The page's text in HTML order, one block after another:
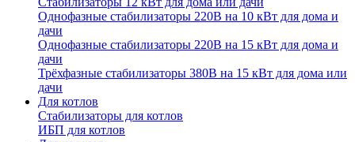
Однофазные стабилизаторы 220В на 10 кВт для дома и
дачи
Однофазные стабилизаторы 220В на 15 кВт для дома и
дачи
Трёхфазные стабилизаторы 380В на 15 кВт для дома или
дачи
Для котлов
Стабилизаторы для котлов
ИБП для котлов